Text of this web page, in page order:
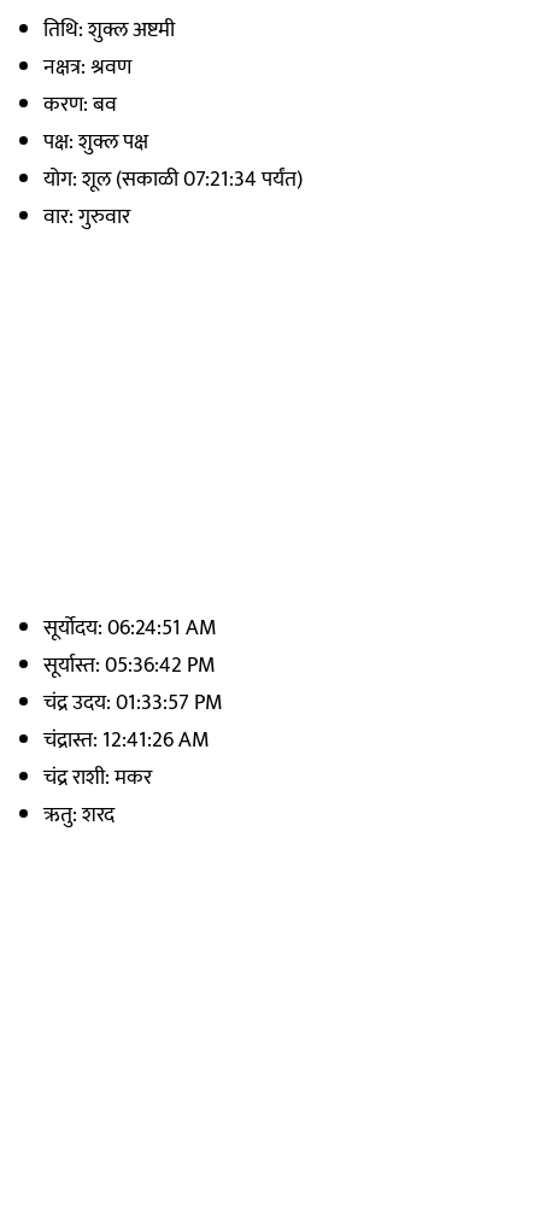
तिथि: शुक्ल अष्टमी
नक्षत्र: श्रवण
करण: बव
पक्ष: शुक्ल पक्ष
योग: शूल (सकाळी 07:21:34 पर्यंत)
वार: गुरुवार
सूर्योदय: 06:24:51 AM
सूर्यास्त: 05:36:42 PM
चंद्र उदय: 01:33:57 PM
चंद्रास्त: 12:41:26 AM
चंद्र राशी: मकर
ऋतु: शरद